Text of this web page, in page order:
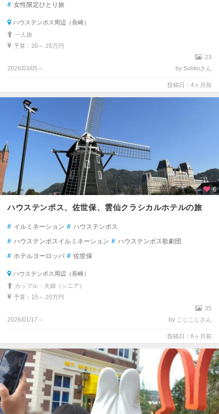
# 女性限定ひとり旅
ハウステンボス周辺（長崎）
一人旅
予算：20～ 25万円
23
2026/03/05～
by Solikoさん
投稿日：4ヶ月前
6
ハウステンポス、佐世保、雲仙クラシカルホテルの旅
# イルミネーション # ハウステンボス
# ハウステンボスイルミネーション # ハウステンボス歌劇団
# ホテルヨーロッパ # 佐世保
ハウステンボス周辺（長崎）
カップル・夫婦（シニア）
予算：15～ 20万円
35
2026/01/17～
by こじこじさん
投稿日：6ヶ月前